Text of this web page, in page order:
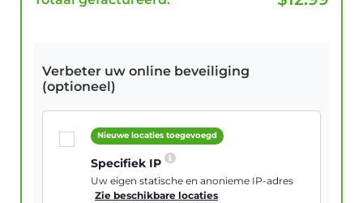
Verbeter uw online beveiliging
(optioneel)
Nieuwe locaties toegevoegd
Specifiek IP
Uw eigen statische en anonieme IP-adres
Zie beschikbare locaties